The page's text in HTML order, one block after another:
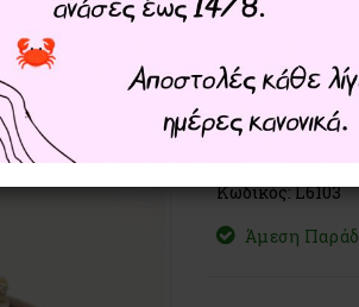
Λιβάνι
Κωδικός: L6103
Άμεση